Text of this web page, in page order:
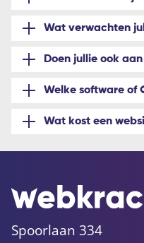
Wat verwachten
Doen jullie ook
Welke software of
Wat kost een
Spoorlaan 334